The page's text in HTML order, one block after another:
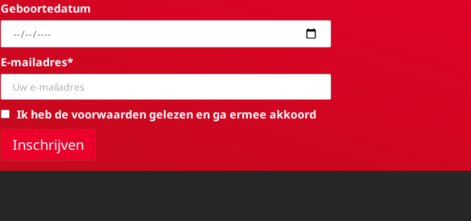
Geboortedatum
E-mailadres*
Ik heb de voorwaarden gelezen en ga ermee akkoord